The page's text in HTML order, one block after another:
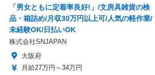
「男女ともに定着率良好!」/文房具雑貨の検
品・箱詰め/月収30万円以上可/人気の軽作業/
未経験OK/日払いOK
株式会社SNJAPAN
大阪府
月給27万円～34万円